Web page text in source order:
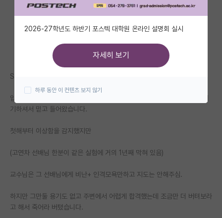
자유 게시판(아무개랩)
미국 유학 게시판
미국 대학원 합격 후기 게시판
대학원 합격 후기 게시판
연구실(PI) 홍보 게시판
석박사 채용 정보 게시판
임용 정보 게시판
학부 인턴 게시판
취업 게시판
임용 후기 게시판
Spk에서 석박통합 4년째 재학중입니다.
입학할때 교수님 실적이 몇년간 좋지 않았지만 면담때 좋게 포장해서 잘 얘
기하셔서 믿고 들어왔습니다.
첫해부터 이상함을 감지했지만
(고연차 선배님 한분이 같은 실험에 거의 1년째 막혀 있음)
교수님은 그 선배님에게 비난+ 인격모욕만하고 지도는 안해주심.
하지만 그만둘 용기도 없고 주변에서 어렵게 합격했는데 조금만 더 버텨보라
고 해서 죽어라 버텼습니다.
2026-27학년도 하반기 포스텍 대학원 온라인 설명회 실시
자세히 보기
하루 동안 이 컨텐츠 보지 않기